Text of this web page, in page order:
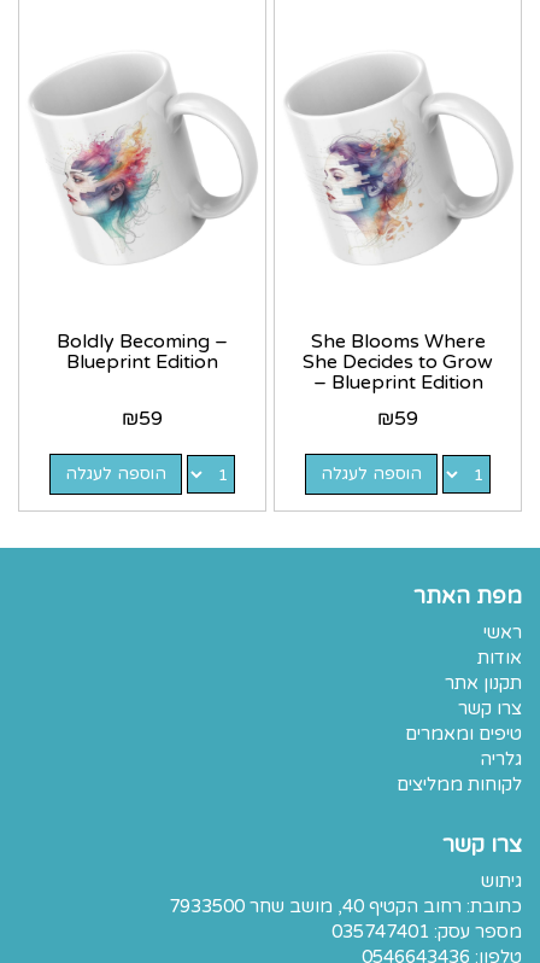
She Blooms Where
She Decides to Grow
– Blueprint Edition
₪59
הוספה לעגלה
Boldly Becoming –
Blueprint Edition
₪59
הוספה לעגלה
מפת האתר
ראשי
אודות
תקנון אתר
צרו קשר
טיפים ומאמרים
גלריה
לקוחות ממליצים
צרו קשר
גיתוש
כתובת: רחוב הקטיף 40, מושב שחר 7933500
מספר עסק: 035747401
טלפון: 0546643436